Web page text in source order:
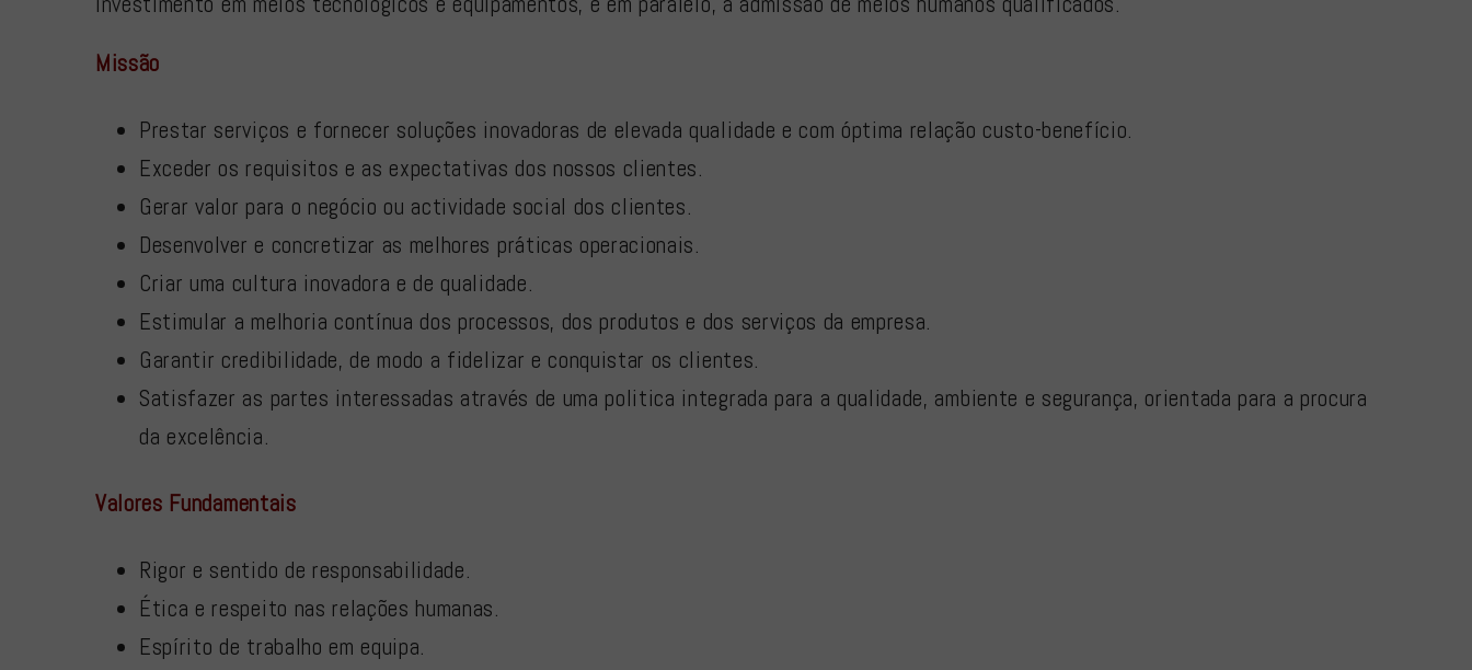
Missão
Prestar serviços e fornecer soluções inovadoras de elevada qualidade e com óptima relação custo-benefício.
Exceder os requisitos e as expectativas dos nossos clientes.
Gerar valor para o negócio ou actividade social dos clientes.
Desenvolver e concretizar as melhores práticas operacionais.
Criar uma cultura inovadora e de qualidade.
Estimular a melhoria contínua dos processos, dos produtos e dos serviços da empresa.
Garantir credibilidade, de modo a fidelizar e conquistar os clientes.
Satisfazer as partes interessadas através de uma politica integrada para a qualidade, ambiente e segurança, orientada para a procura
da excelência.
Valores Fundamentais
Rigor e sentido de responsabilidade.
Ética e respeito nas relações humanas.
Espírito de trabalho em equipa.